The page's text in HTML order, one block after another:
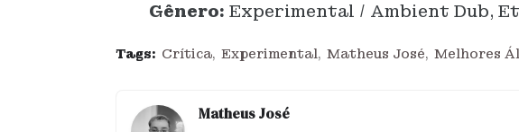
Gênero: Experimental / Ambient Dub,
Tags: Crítica Experimental Matheus José Melhores
Matheus José